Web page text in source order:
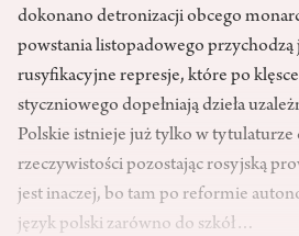
dokonano detronizacji obcego
powstania listopadowego
rusyfikacyjne represje, które po
styczniowego dopełniają dzieła
Polskie istnieje już tylko w tytulaturze
rzeczywistości pozostając rosyjską
jest inaczej, bo tam po reformie
język polski zarówno do szkół…